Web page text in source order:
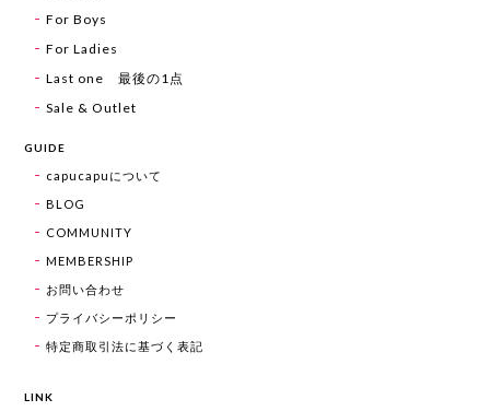
For Boys
For Ladies
Last one 最後の1点
Sale & Outlet
GUIDE
capucapuについて
BLOG
COMMUNITY
MEMBERSHIP
お問い合わせ
プライバシーポリシー
特定商取引法に基づく表記
LINK